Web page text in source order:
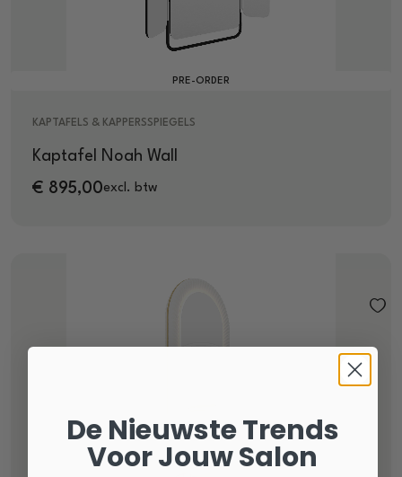
PRE-ORDER
KAPTAFELS & KAPPERSSPIEGELS
Kaptafel Noah Wall
€ 895,00excl. btw
De Nieuwste Trends
Voor Jouw Salon